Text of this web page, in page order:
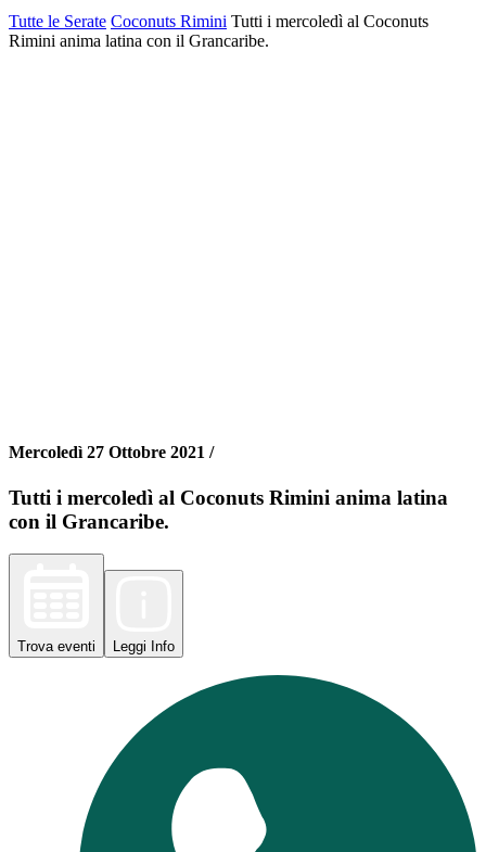
Tutte le Serate Coconuts Rimini Tutti i mercoledì al Coconuts
Rimini anima latina con il Grancaribe.
Mercoledì 27 Ottobre 2021 /
Tutti i mercoledì al Coconuts Rimini anima latina
con il Grancaribe.
Trova eventi Leggi Info